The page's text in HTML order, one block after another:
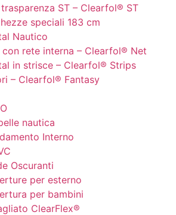
ST – Clearfol® ST
speciali 183 cm
Nautico
con rete interna – Clearfol® Net
in strisce – Clearfol® Strips
– Clearfol® Fantasy
nautica
Interno
Oscuranti
per esterno
per bambini
ClearFlex®